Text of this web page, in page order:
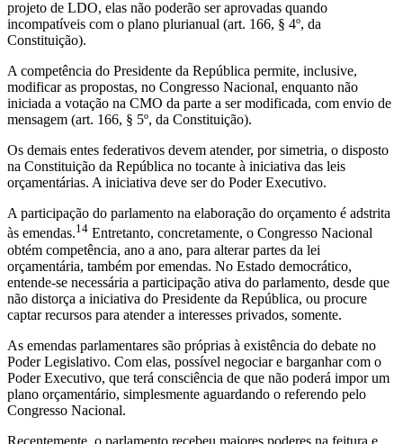
projeto de LDO, elas não poderão ser aprovadas quando
incompatíveis com o plano plurianual (art. 166, § 4º, da
Constituição).
A competência do Presidente da República permite, inclusive,
modificar as propostas, no Congresso Nacional, enquanto não
iniciada a votação na CMO da parte a ser modificada, com envio de
mensagem (art. 166, § 5º, da Constituição).
Os demais entes federativos devem atender, por simetria, o disposto
na Constituição da República no tocante à iniciativa das leis
orçamentárias. A iniciativa deve ser do Poder Executivo.
A participação do parlamento na elaboração do orçamento é adstrita
às emendas.14 Entretanto, concretamente, o Congresso Nacional
obtém competência, ano a ano, para alterar partes da lei
orçamentária, também por emendas. No Estado democrático,
entende-se necessária a participação ativa do parlamento, desde que
não distorça a iniciativa do Presidente da República, ou procure
captar recursos para atender a interesses privados, somente.
As emendas parlamentares são próprias à existência do debate no
Poder Legislativo. Com elas, possível negociar e barganhar com o
Poder Executivo, que terá consciência de que não poderá impor um
plano orçamentário, simplesmente aguardando o referendo pelo
Congresso Nacional.
Recentemente, o parlamento recebeu maiores poderes na feitura e